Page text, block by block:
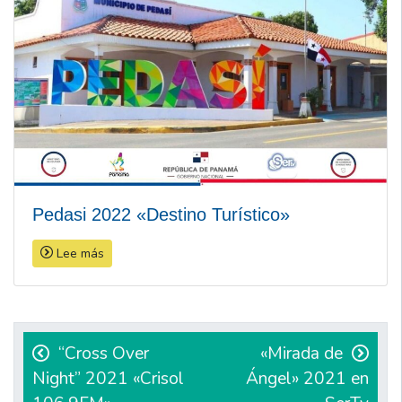
Pedasi 2022 «Destino Turístico»
Lee más
Navegación
de
entradas
“Cross Over
Night” 2021 «Crisol
«Mirada de
Ángel» 2021 en